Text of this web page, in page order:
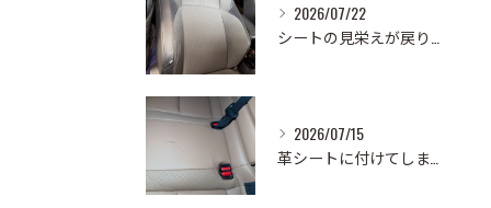
2026/07/22
シートの見栄えが戻りました🚗✨
2026/07/15
革シートに付けてしまったボールペンの跡を除去しました！✏️こ...